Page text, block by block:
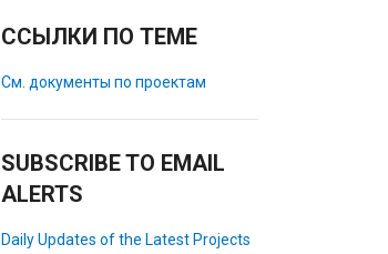
ССЫЛКИ ПО ТЕМЕ
См. документы по проектам
SUBSCRIBE TO EMAIL
ALERTS
Daily Updates of the Latest Projects